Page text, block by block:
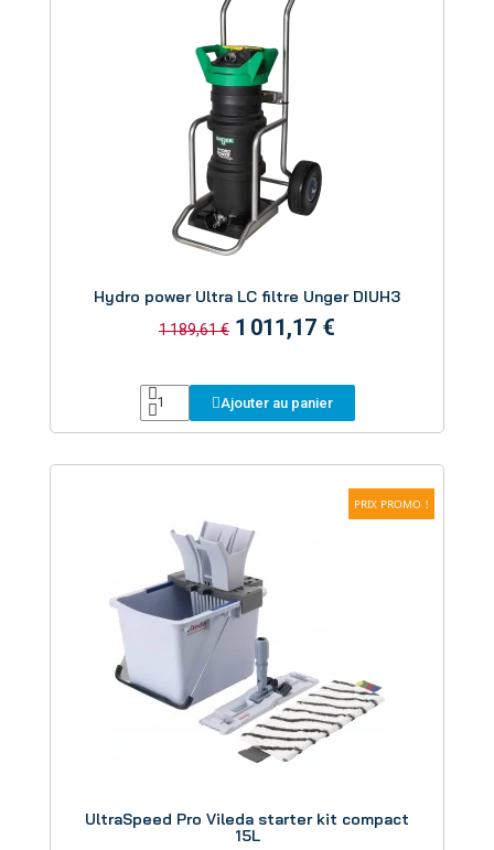
Hydro power Ultra LC filtre Unger DIUH3
1 189,61 € 1 011,17 €
Ajouter au panier
PRIX PROMO !
UltraSpeed Pro Vileda starter kit compact
15L